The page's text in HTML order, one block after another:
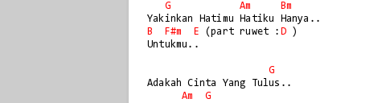
G
Am
Bm
B
F#m E (part ruwet : D )
Untukmu..
G
Adakah Cinta Yang Tulus..
Am
G